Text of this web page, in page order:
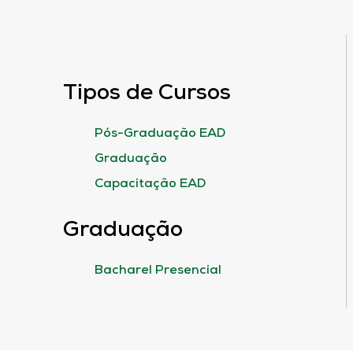
Tipos de Cursos
Pós-Graduação EAD
Graduação
Capacitação EAD
Graduação
Bacharel Presencial